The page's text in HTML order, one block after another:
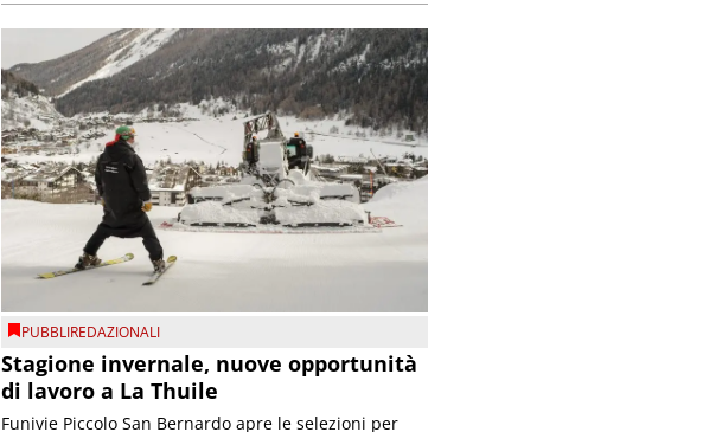
PUBBLIREDAZIONALI
Stagione invernale, nuove opportunità
di lavoro a La Thuile
Funivie Piccolo San Bernardo apre le selezioni per